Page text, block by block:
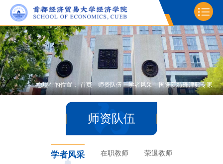
您现在的位置：首页 - 师资队伍 - 学者风采 - 国务院特殊津贴专家
师资队伍
学者风采 在职教师 荣退教师